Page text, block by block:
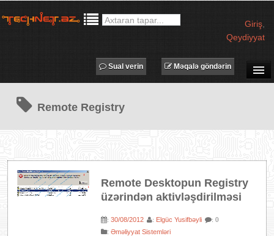
Giriş
Qeydiyyat
MƏQALƏLƏR
PROQRAMLAR
IT LÜĞƏT
Məqalə göndərin
Sual verin
Remote Registry
Remote Desktopun Registry
üzərindən aktivləşdirilməsi
:30/08/2012 : Elgüc Yusifbəyli : 0
:Əməliyyat Sistemləri